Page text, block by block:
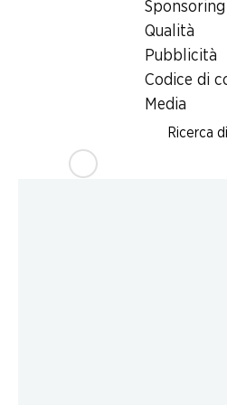
Sponsoring
Qualità
Pubblicità
Codice di
Media
Ricerca